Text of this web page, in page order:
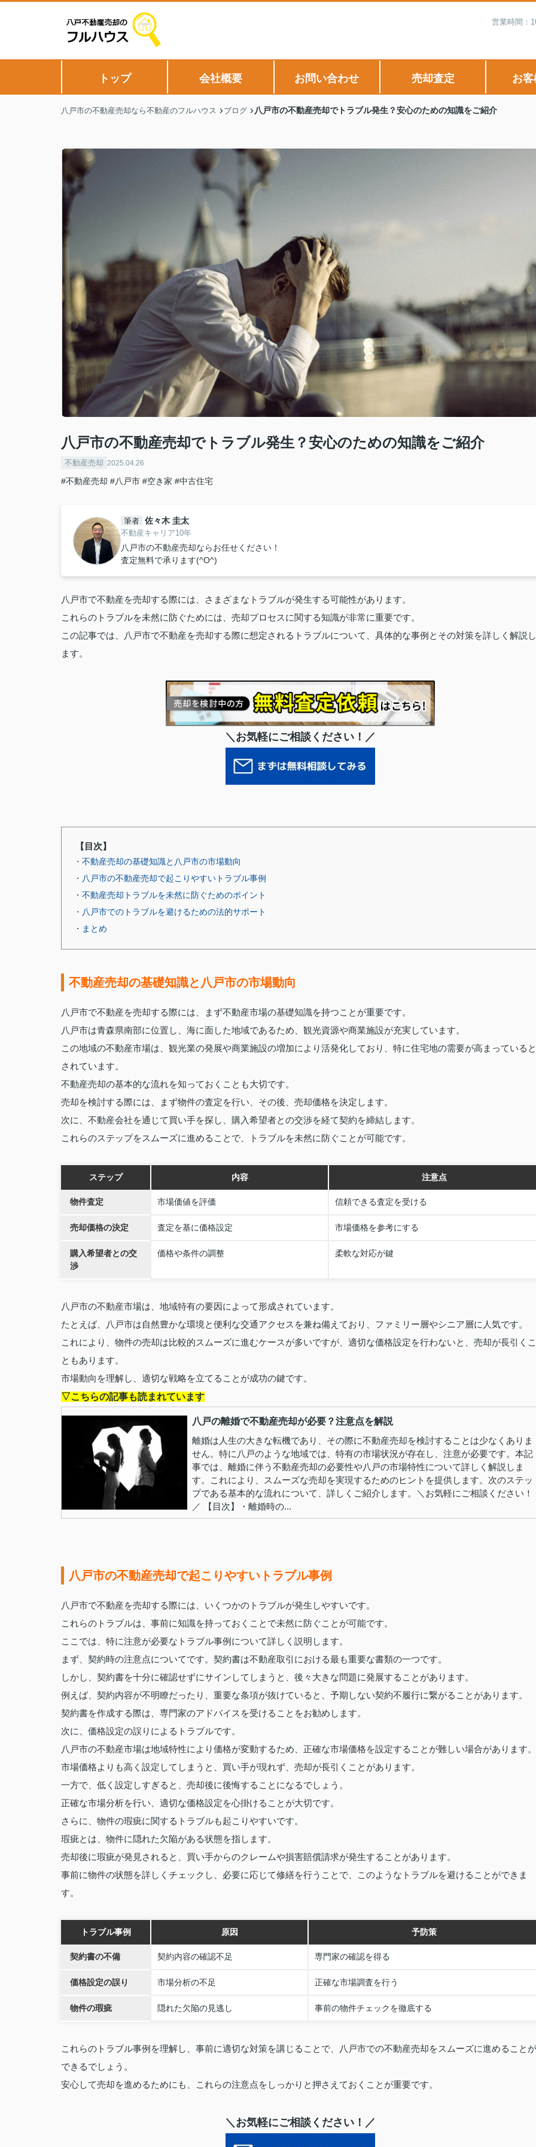
営業時間：
トップ 会社概要 お問い合わせ 売却査定 お
八戸市の不動産売却なら不動産のフルハウス ブログ 八戸市の不動産売却でトラブル発生？安心のための知識をご紹介
八戸市の不動産売却でトラブル発生？安心のための知識をご紹介
不動産売却 2025.04.26
#不動産売却 #八戸市 #空き家 #中古住宅
筆者 佐々木 圭太
不動産キャリア10年
八戸市の不動産売却ならお任せください！
査定無料で承ります(^O^)
八戸市で不動産を売却する際には、さまざまなトラブルが発生する可能性があります。
これらのトラブルを未然に防ぐためには、売却プロセスに関する知識が非常に重要です。
この記事では、八戸市で不動産を売却する際に想定されるトラブルについて、具体的な事例とその対策を詳しく解説し
ます。
＼お気軽にご相談ください！／
【目次】
・不動産売却の基礎知識と八戸市の市場動向
・八戸市の不動産売却で起こりやすいトラブル事例
・不動産売却トラブルを未然に防ぐためのポイント
・八戸市でのトラブルを避けるための法的サポート
・まとめ
不動産売却の基礎知識と八戸市の市場動向
八戸市で不動産を売却する際には、まず不動産市場の基礎知識を持つことが重要です。
八戸市は青森県南部に位置し、海に面した地域であるため、観光資源や商業施設が充実しています。
この地域の不動産市場は、観光業の発展や商業施設の増加により活発化しており、特に住宅地の需要が高まっていると
されています。
不動産売却の基本的な流れを知っておくことも大切です。
売却を検討する際には、まず物件の査定を行い、その後、売却価格を決定します。
次に、不動産会社を通じて買い手を探し、購入希望者との交渉を経て契約を締結します。
これらのステップをスムーズに進めることで、トラブルを未然に防ぐことが可能です。
ステップ 内容 注意点
物件査定 市場価値を評価 信頼できる査定を受ける
売却価格の決定 査定を基に価格設定 市場価格を参考にする
購入希望者との交
渉
価格や条件の調整 柔軟な対応が鍵
八戸市の不動産市場は、地域特有の要因によって形成されています。
たとえば、八戸市は自然豊かな環境と便利な交通アクセスを兼ね備えており、ファミリー層やシニア層に人気です。
これにより、物件の売却は比較的スムーズに進むケースが多いですが、適切な価格設定を行わないと、売却が長引くこ
ともあります。
市場動向を理解し、適切な戦略を立てることが成功の鍵です。
▽こちらの記事も読まれています
八戸の離婚で不動産売却が必要？注意点を解説
離婚は人生の大きな転機であり、その際に不動産売却を検討することは少なくありま
せん。特に八戸のような地域では、特有の市場状況が存在し、注意が必要です。本記
事では、離婚に伴う不動産売却の必要性や八戸の市場特性について詳しく解説しま
す。これにより、スムーズな売却を実現するためのヒントを提供します。次のステッ
プである基本的な流れについて、詳しくご紹介します。＼お気軽にご相談ください！
／ 【目次】・離婚時の...
八戸市の不動産売却で起こりやすいトラブル事例
八戸市で不動産を売却する際には、いくつかのトラブルが発生しやすいです。
これらのトラブルは、事前に知識を持っておくことで未然に防ぐことが可能です。
ここでは、特に注意が必要なトラブル事例について詳しく説明します。
まず、契約時の注意点についてです。契約書は不動産取引における最も重要な書類の一つです。
しかし、契約書を十分に確認せずにサインしてしまうと、後々大きな問題に発展することがあります。
例えば、契約内容が不明瞭だったり、重要な条項が抜けていると、予期しない契約不履行に繋がることがあります。
契約書を作成する際は、専門家のアドバイスを受けることをお勧めします。
次に、価格設定の誤りによるトラブルです。
八戸市の不動産市場は地域特性により価格が変動するため、正確な市場価格を設定することが難しい場合があります。
市場価格よりも高く設定してしまうと、買い手が現れず、売却が長引くことがあります。
一方で、低く設定しすぎると、売却後に後悔することになるでしょう。
正確な市場分析を行い、適切な価格設定を心掛けることが大切です。
さらに、物件の瑕疵に関するトラブルも起こりやすいです。
瑕疵とは、物件に隠れた欠陥がある状態を指します。
売却後に瑕疵が発見されると、買い手からのクレームや損害賠償請求が発生することがあります。
事前に物件の状態を詳しくチェックし、必要に応じて修繕を行うことで、このようなトラブルを避けることができま
す。
トラブル事例 原因 予防策
契約書の不備 契約内容の確認不足 専門家の確認を得る
価格設定の誤り 市場分析の不足 正確な市場調査を行う
物件の瑕疵 隠れた欠陥の見逃し 事前の物件チェックを徹底する
これらのトラブル事例を理解し、事前に適切な対策を講じることで、八戸市での不動産売却をスムーズに進めることが
できるでしょう。
安心して売却を進めるためにも、これらの注意点をしっかりと押さえておくことが重要です。
＼お気軽にご相談ください！／